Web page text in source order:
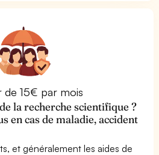
de 15€ par mois
la recherche scientifique ?
en cas de maladie, accident
et généralement les aides de